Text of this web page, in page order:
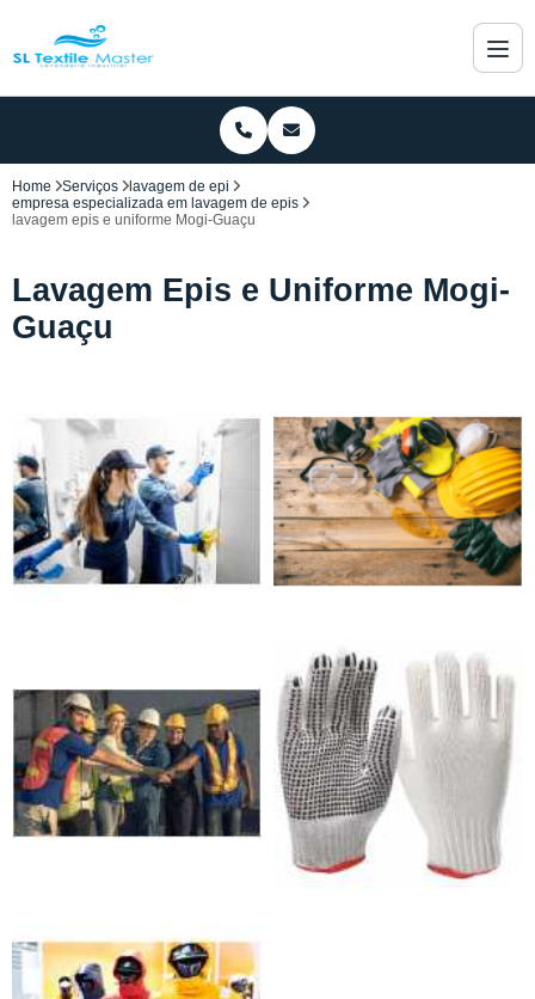
Home Serviços
lavagem de epi
empresa especializada em lavagem de epis
lavagem epis e uniforme Mogi-Guaçu
Lavagem Epis e Uniforme Mogi-
Guaçu